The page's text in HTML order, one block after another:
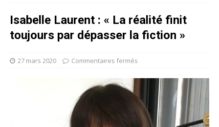
Isabelle Laurent : « La réalité finit
toujours par dépasser la fiction »
27 mars 2020 Commentaires fermés